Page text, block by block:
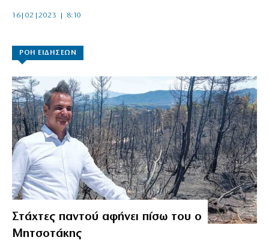
16|02|2023 | 8:10
ΡΟΗ ΕΙΔΗΣΕΩΝ
Στάχτες παντού αφήνει πίσω του ο
Μητσοτάκης